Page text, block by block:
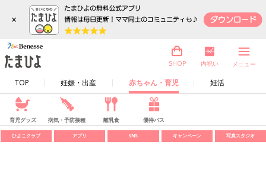
×
TOP 妊娠・出産 赤ちゃん・育児 妊活
SHOP 内祝い メニュー
育児グッズ 病気・予防接種 離乳食 優待パス
ひよこクラブ アプリ SNS キャンペーン 写真スタジオ